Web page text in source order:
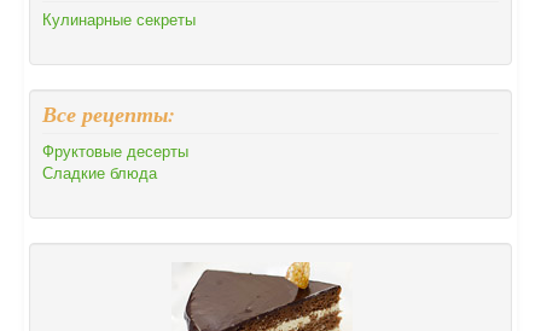
Кулинарные секреты
Все рецепты:
Фруктовые десерты
Сладкие блюда